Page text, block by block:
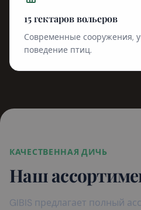
15 гектаров вольеров
Современные сооружения,
поведение птиц.
КАЧЕСТВЕННАЯ ДИЧЬ
Наш
GIBIS предлагает полный